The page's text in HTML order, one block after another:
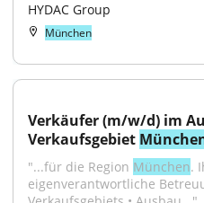
HYDAC Group
München
Verkäufer (m/w/d) im
Verkaufsgebiet
"...für die Region München.
eigenverantwortliche